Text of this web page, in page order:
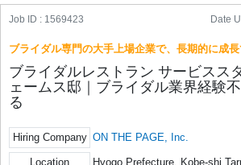
Job ID : 1569423 Date
ブライダル専門の大手上場企業で、長期的に成長
ブライダルレストラン サービスス
ェームス邸｜ブライダル業界経験
る
Hiring Company ON THE PAGE, Inc.
Location Hyogo Prefecture, Kobe-shi